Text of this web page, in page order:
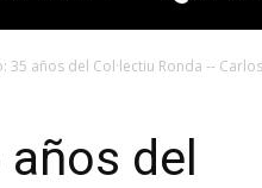
35 años del Col·lectiu Ronda --
del